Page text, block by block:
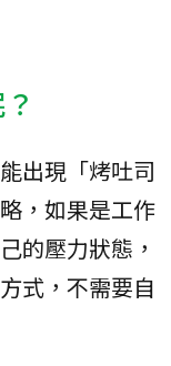
出現「烤吐司
，如果是工作
的壓力狀態，
式，不需要自